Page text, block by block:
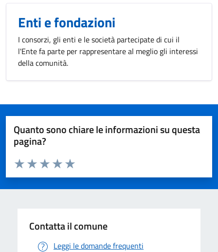
Enti e fondazioni
I consorzi, gli enti e le società partecipate di cui il
l'Ente fa parte per rappresentare al meglio gli interessi
della comunità.
Quanto sono chiare le informazioni su questa
pagina?
Valuta da 1 a 5 stelle la pagina
Valuta 5 stelle su 5
Valuta 4 stelle su 5
Valuta 3 stelle su 5
Valuta 2 stelle su 5
Valuta 1 stelle su 5
Contatta il comune
Leggi le domande frequenti